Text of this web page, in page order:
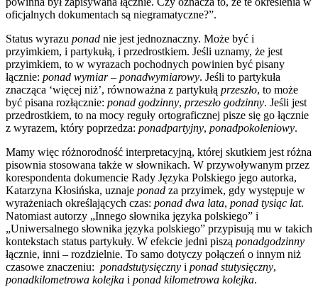
oficjalnych dokumentach są niegramatyczne?”.
Status wyrazu ponad nie jest jednoznaczny. Może być i
przyimkiem, i partykułą, i przedrostkiem. Jeśli uznamy, że jest
przyimkiem, to w wyrazach pochodnych powinien być pisany
łącznie: ponad wymiar– ponadwymiarowy. Jeśli to partykuła
znacząca ‘więcej niż’, równoważna z partykułą przeszło, to może
być pisana rozłącznie: ponad godzinny, przeszło godzinny. Jeśli jest
przedrostkiem, to na mocy reguły ortograficznej pisze się go łącznie
z wyrazem, który poprzedza: ponadpartyjny, ponadpokoleniowy.
Mamy więc różnorodność interpretacyjną, której skutkiem jest różna
pisownia stosowana także w słownikach. W przywoływanym przez
korespondenta dokumencie Rady Języka Polskiego jego autorka,
Katarzyna Kłosińska, uznaje ponad za przyimek, gdy występuje w
wyrażeniach określających czas: ponad dwa lata, ponad tysiąc lat.
Natomiast autorzy „Innego słownika języka polskiego” i
„Uniwersalnego słownika języka polskiego” przypisują mu w takich
kontekstach status partykuły. W efekcie jedni piszą ponadgodzinny
łącznie, inni – rozdzielnie. To samo dotyczy połączeń o innym niż
czasowe znaczeniu: ponadstutysięczny i ponad stutysięczny,
ponadkilometrowa kolejka i ponad kilometrowa kolejka.